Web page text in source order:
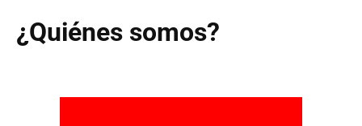
¿Quiénes somos?